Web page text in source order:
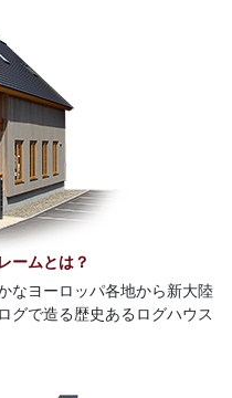
ームとは？
なヨーロッパ各地から新大陸
グで造る歴史あるログハウス